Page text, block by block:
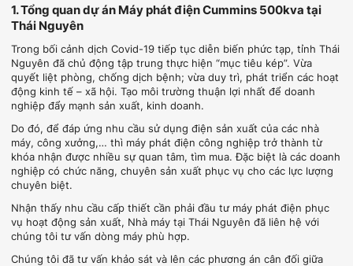
1. Tổng quan dự án Máy phát điện Cummins 500kva tại
Thái Nguyên
Trong bối cảnh dịch Covid-19 tiếp tục diễn biến phức tạp, tỉnh Thái
Nguyên đã chủ động tập trung thực hiện “mục tiêu kép”. Vừa
quyết liệt phòng, chống dịch bệnh; vừa duy trì, phát triển các hoạt
động kinh tế – xã hội. Tạo môi trường thuận lợi nhất để doanh
nghiệp đẩy mạnh sản xuất, kinh doanh.
Do đó, để đáp ứng nhu cầu sử dụng điện sản xuất của các nhà
máy, công xưởng,… thì máy phát điện công nghiệp trở thành từ
khóa nhận được nhiều sự quan tâm, tìm mua. Đặc biệt là các doanh
nghiệp có chức năng, chuyên sản xuất phục vụ cho các lực lượng
chuyên biệt.
Nhận thấy nhu cầu cấp thiết cần phải đầu tư máy phát điện phục
vụ hoạt động sản xuất, Nhà máy tại Thái Nguyên đã liên hệ với
chúng tôi tư vấn dòng máy phù hợp.
Chúng tôi đã tư vấn khảo sát và lên các phương án cân đối giữa